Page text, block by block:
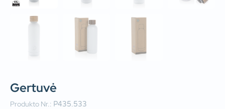
Gertuvė
Produkto Nr.: P435.533